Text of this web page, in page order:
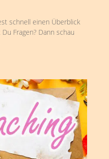
schnell einen Überblick
Fragen? Dann schau